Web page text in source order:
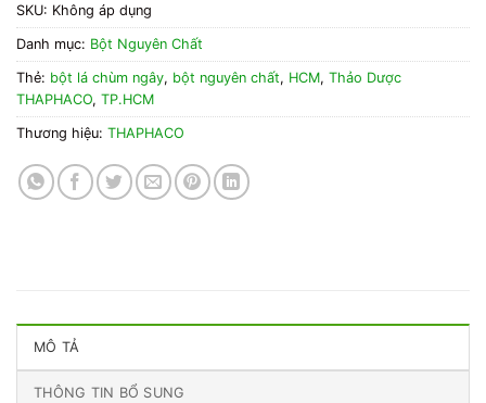
SKU: Không áp dụng
Danh mục: Bột Nguyên Chất
Thẻ: bột lá chùm ngây, bột nguyên chất, HCM, Thảo Dược
THAPHACO, TP.HCM
Thương hiệu: THAPHACO
MÔ TẢ
THÔNG TIN BỔ SUNG